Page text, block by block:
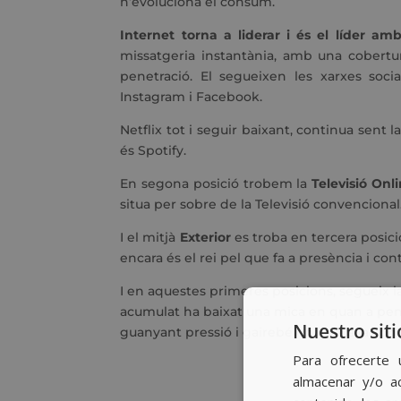
Internet torna a liderar i és el líder amb
missatgeria instantània, amb una
penetració. El segueixen les xarxes
Instagram i Facebook.
Netflix tot i seguir baixant, continua sent
és Spotify.
En segona posició trobem laTelevisió
situa per sobre de la Televisió
I el mitjà Exteriores troba en tercera
encara és el rei pel que fa a presència i
I en aquestes primeres posicions, segueix
acumulat ha baixat una mica en quan a
guanyant pressió i gairebé en línia a la
Nuestro
Para ofrecerte
almacenar y/o